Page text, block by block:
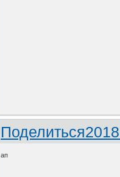
Поделиться
ап